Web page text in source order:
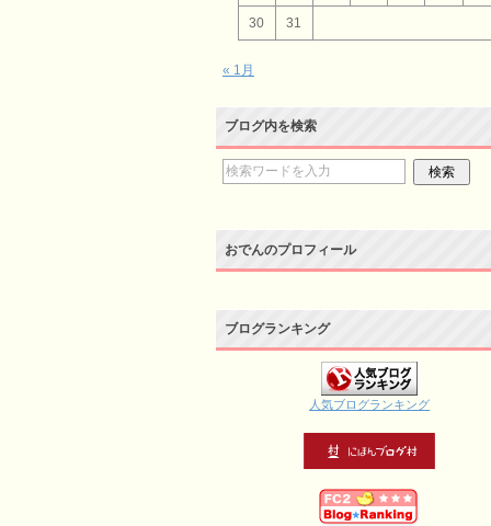
30 31
« 1月
ブログ内を検索
おでんのプロフィール
ブログランキング
人気ブログランキング